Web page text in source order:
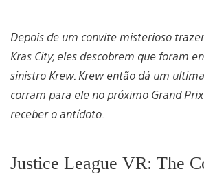
Depois de um convite misterioso
Kras City, eles descobrem que foram
sinistro Krew. Krew então dá um
corram para ele no próximo Grand
receber o antídoto.
Justice League VR: The